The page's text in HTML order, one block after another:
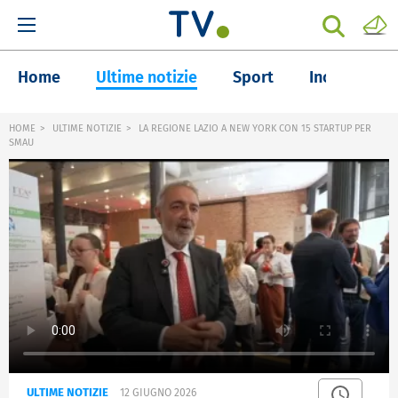
Home Ultime notizie Sport Inchieste
HOME ULTIME NOTIZIE
LA REGIONE LAZIO A NEW YORK CON 15 STARTUP PER
SMAU
ULTIME NOTIZIE 12 GIUGNO 2026